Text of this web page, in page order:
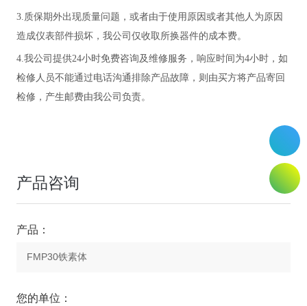
3.质保期外出现质量问题，或者由于使用原因或者其他人为原因
造成仪表部件损坏，我公司仅收取所换器件的成本费。
4.我公司提供24小时免费咨询及维修服务，响应时间为4小时，如
检修人员不能通过电话沟通排除产品故障，则由买方将产品寄回
检修，产生邮费由我公司负责。
产品咨询
产品：
您的单位：